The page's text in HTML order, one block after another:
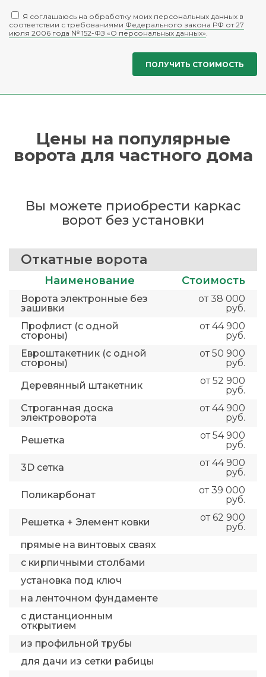
Я соглашаюсь на обработку моих персональных данных в
соответствии с требованиями Федерального закона РФ от 27
июля 2006 года № 152-ФЗ «О персональных данных».
Цены на популярные
ворота для частного дома
Вы можете приобрести каркас
ворот без установки
Откатные ворота
Наименование Стоимость
Ворота электронные без
зашивки
от 38 000
руб.
Профлист (с одной
стороны)
от 44 900
руб.
Евроштакетник (с одной
стороны)
от 50 900
руб.
Деревянный штакетник
от 52 900
руб.
Строганная доска
электроворота
от 44 900
руб.
Решетка
от 54 900
руб.
3D сетка
от 44 900
руб.
Поликарбонат
от 39 000
руб.
Решетка + Элемент ковки
от 62 900
руб.
прямые на винтовых сваях
с кирпичными столбами
установка под ключ
на ленточном фундаменте
с дистанционным
открытием
из профильной трубы
для дачи из сетки рабицы